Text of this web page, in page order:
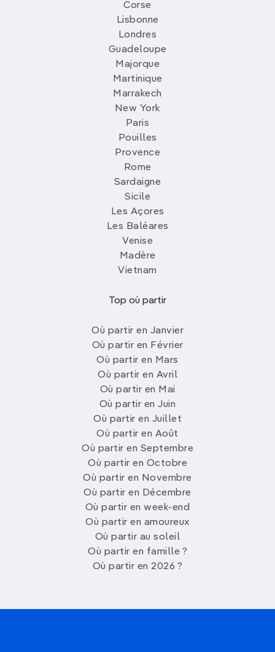
Corse
Lisbonne
Londres
Guadeloupe
Majorque
Martinique
Marrakech
New York
Paris
Pouilles
Provence
Rome
Sardaigne
Sicile
Les Açores
Les Baléares
Venise
Madère
Vietnam
Top où partir
Où partir en Janvier
Où partir en Février
Où partir en Mars
Où partir en Avril
Où partir en Mai
Où partir en Juin
Où partir en Juillet
Où partir en Août
Où partir en Septembre
Où partir en Octobre
Où partir en Novembre
Où partir en Décembre
Où partir en week-end
Où partir en amoureux
Où partir au soleil
Où partir en famille ?
Où partir en 2026 ?